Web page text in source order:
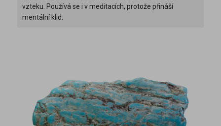
vzteku. Používá se i v meditacích, protože přináší
mentální klid.